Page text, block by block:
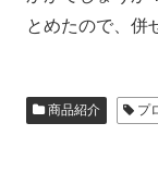
とめたので、併
商品紹介 プ